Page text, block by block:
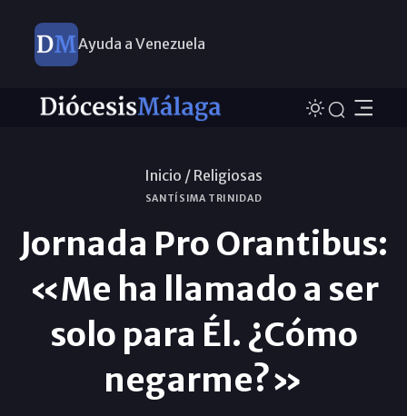
Ayuda a Venezuela
Inicio / Religiosas
SANTÍSIMA TRINIDAD
Jornada Pro Orantibus:
«Me ha llamado a ser
solo para Él. ¿Cómo
negarme?»